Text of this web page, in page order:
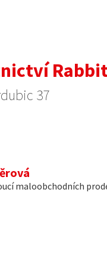
37
maloobchodních